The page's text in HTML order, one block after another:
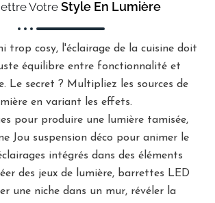
VotreStyle En Lumière
trop cosy, l'éclairage de la cuisine doit
équilibre entre fonctionnalité et
Le secret ? Multipliez les sources de
en variant les effets.
pour produire une lumière tamisée,
Jou suspension déco pour animer le
intégrés dans des éléments
des jeux de lumière, barrettes LED
une niche dans un mur, révéler la